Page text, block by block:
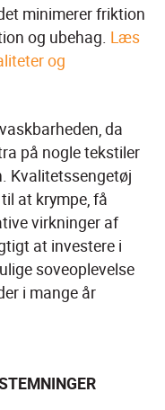
minimerer friktion
og ubehag. Læs
og
da
på nogle tekstiler
Kvalitetssengetøj
at krympe, få
virkninger af
at investere i
soveoplevelse
i mange år